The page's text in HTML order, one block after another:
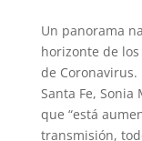
Un panorama
horizonte de
de
Santa Fe,
que “está
transmisión,